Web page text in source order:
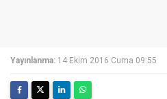
Yayınlanma: 14 Ekim 2016 Cuma 09:55